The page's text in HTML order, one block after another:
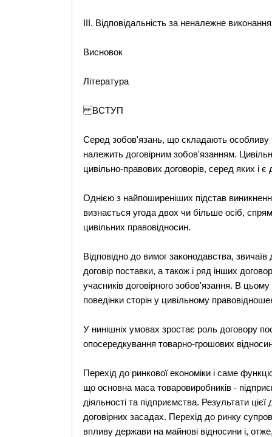
ІІІ. Відповідальність за неналежне
Висновок
Література
ВСТУП
Серед зобов'язань, що складають особливу
належить договірним зобов'язанням.
цивільно-правових договорів, серед яких і є
Однією з найпоширеніших підстав
визнається угода двох чи більше осіб,
цивільних правовідносин.
Відповідно до вимог законодавства, звичаїв
договір поставки, а також і ряд інших
учасників договірного зобов'язання. В
поведінки сторін у цивільному
У нинішніх умовах зростає роль договору
опосередкування товарно-грошових
Перехід до ринкової економіки і саме
що основна маса товаровиробників -
діяльності та підприємства. Результати
договірних засадах. Перехід до ринку
впливу держави на майнові відносини і,